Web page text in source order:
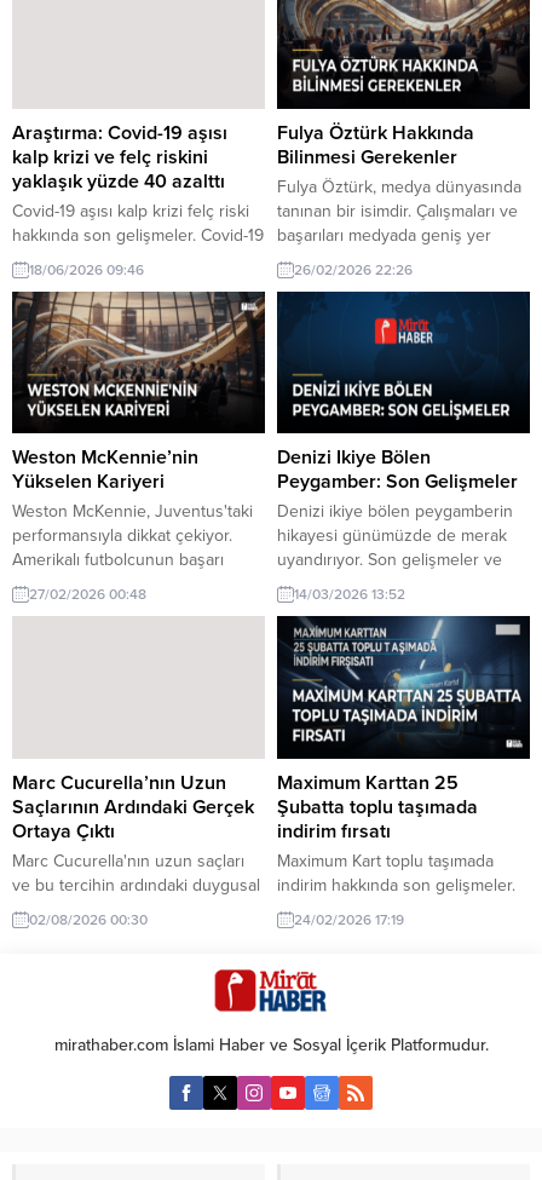
Araştırma: Covid-19 aşısı
kalp krizi ve felç riskini
yaklaşık yüzde 40 azalttı
Covid-19 aşısı kalp krizi felç riski
hakkında son gelişmeler. Covid-19
aşısı, kalp krizi ve felç riskini
yaklaşık yüzde 40 oranında
azalttığı tespit edildi. Bu bulgu,
aşının sağlık üzerindeki olumlu
etkilerini göstermektedir.
18/06/2026 09:46
Fulya Öztürk Hakkında
Bilinmesi Gerekenler
Fulya Öztürk, medya dünyasında
tanınan bir isimdir. Çalışmaları ve
başarıları medyada geniş yer
bulmuştur.
26/02/2026 22:26
Weston McKennie’nin
Yükselen Kariyeri
Weston McKennie, Juventus'taki
performansıyla dikkat çekiyor.
Amerikalı futbolcunun başarı
hikayesi ve gelecekteki
potansiyeli üzerine bir analiz.
27/02/2026 00:48
Denizi Ikiye Bölen
Peygamber: Son Gelişmeler
Denizi ikiye bölen peygamberin
hikayesi günümüzde de merak
uyandırıyor. Son gelişmeler ve
detaylar bu içerikte.
14/03/2026 13:52
Marc Cucurella’nın Uzun
Saçlarının Ardındaki Gerçek
Ortaya Çıktı
Marc Cucurella'nın uzun saçları
ve bu tercihin ardındaki duygusal
hikaye, futbol dünyasında dikkat
çekiyor. Gözyaşlarıyla anlattıkları,
02/08/2026 00:30
Maximum Karttan 25
Şubatta toplu taşımada
indirim fırsatı
Maximum Kart toplu taşımada
indirim hakkında son gelişmeler.
Maximum Kart, 25 Şubat'ta toplu
taşımada 100 liraya varan indirim
günlük ulaşım masraflarını
azaltmak için harika bir seçenek.
24/02/2026 17:19
mirathaber.com İslami Haber ve Sosyal İçerik Platformudur.